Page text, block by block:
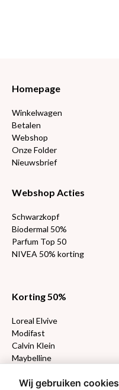
Homepage
Winkelwagen
Betalen
Webshop
Onze Folder
Nieuwsbrief
Webshop Acties
Schwarzkopf
Biodermal 50%
Parfum Top 50
NIVEA 50% korting
Korting 50%
Loreal Elvive
Modifast
Calvin Klein
Maybelline
Wij gebruiken cookies